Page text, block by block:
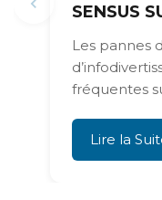
SENSUS
Les pannes
fréquentes
Lire la